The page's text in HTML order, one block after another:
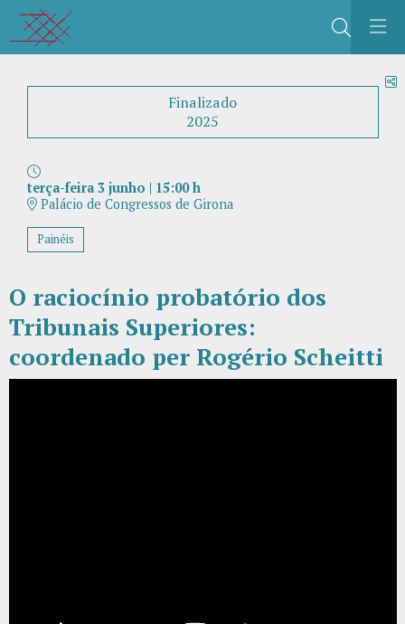
Buscar
Finalizado
2025
terça-feira 3 junho | 15:00 h
Palácio de Congressos de Girona
Painéis
O raciocínio probatório dos
Tribunais Superiores:
coordenado per Rogério Scheitti